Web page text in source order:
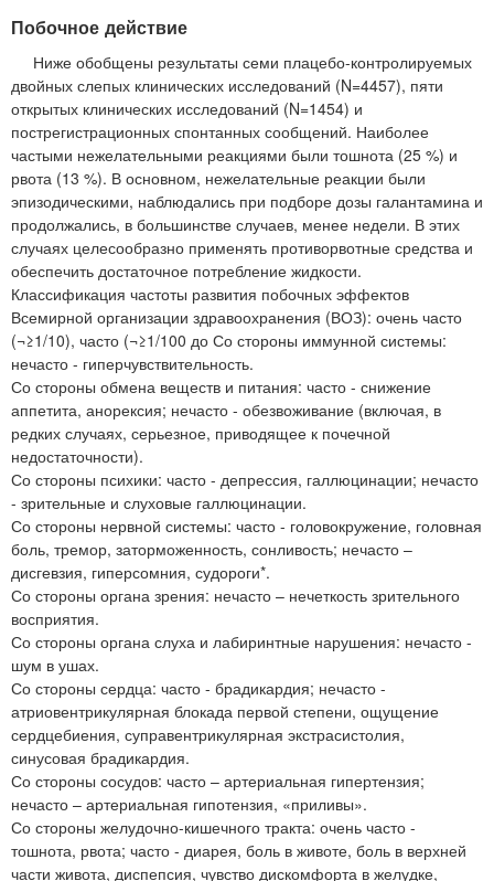
Побочное действие
Ниже обобщены результаты семи плацебо-контролируемых
двойных слепых клинических исследований (N=4457), пяти
открытых клинических исследований (N=1454) и
пострегистрационных спонтанных сообщений. Наиболее
частыми нежелательными реакциями были тошнота (25 %) и
рвота (13 %). В основном, нежелательные реакции были
эпизодическими, наблюдались при подборе дозы галантамина и
продолжались, в большинстве случаев, менее недели. В этих
случаях целесообразно применять противорвотные средства и
обеспечить достаточное потребление жидкости.
Классификация частоты развития побочных эффектов
Всемирной организации здравоохранения (ВОЗ): очень часто
(¬≥1/10), часто (¬≥1/100 до Со стороны иммунной системы:
нечасто - гиперчувствительность.
Со стороны обмена веществ и питания: часто - снижение
аппетита, анорексия; нечасто - обезвоживание (включая, в
редких случаях, серьезное, приводящее к почечной
недостаточности).
Со стороны психики: часто - депрессия, галлюцинации; нечасто
- зрительные и слуховые галлюцинации.
Со стороны нервной системы: часто - головокружение, головная
боль, тремор, заторможенность, сонливость; нечасто –
дисгевзия, гиперсомния, судороги*.
Со стороны органа зрения: нечасто – нечеткость зрительного
восприятия.
Со стороны органа слуха и лабиринтные нарушения: нечасто -
шум в ушах.
Со стороны сердца: часто - брадикардия; нечасто -
атриовентрикулярная блокада первой степени, ощущение
сердцебиения, суправентрикулярная экстрасистолия,
синусовая брадикардия.
Со стороны сосудов: часто – артериальная гипертензия;
нечасто – артериальная гипотензия, «приливы».
Со стороны желудочно-кишечного тракта: очень часто -
тошнота, рвота; часто - диарея, боль в животе, боль в верхней
части живота, диспепсия, чувство дискомфорта в желудке,